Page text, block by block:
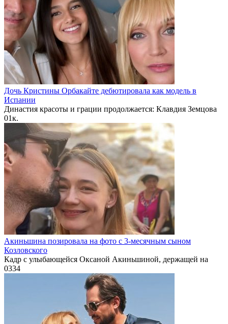
Дочь Кристины Орбакайте дебютировала как модель в
Испании
Династия красоты и грации продолжается: Клавдия Земцова
01к.
Акиньшина позировала на фото с 3-месячным сыном
Козловского
Кадр с улыбающейся Оксаной Акиньшиной, держащей на
0334